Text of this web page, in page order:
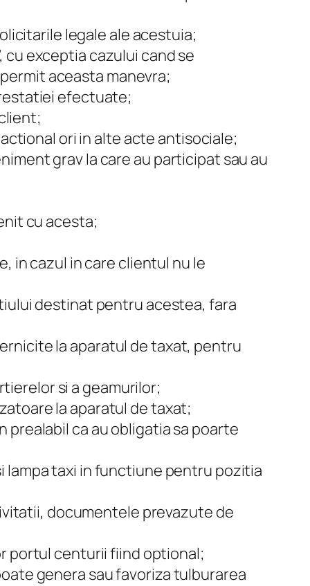
legale ale acestuia;
cu exceptia cazului cand se
aceasta manevra;
efectuate;
ori in alte acte antisociale;
grav la care au participat sau au
cu acesta;
in cazul in care clientul nu le
destinat pentru acestea, fara
la aparatul de taxat, pentru
si a geamurilor;
la aparatul de taxat;
ca au obligatia sa poarte
lampa taxi in functiune pentru pozitia
documentele prevazute de
portul centurii fiind optional;
genera sau favoriza tulburarea